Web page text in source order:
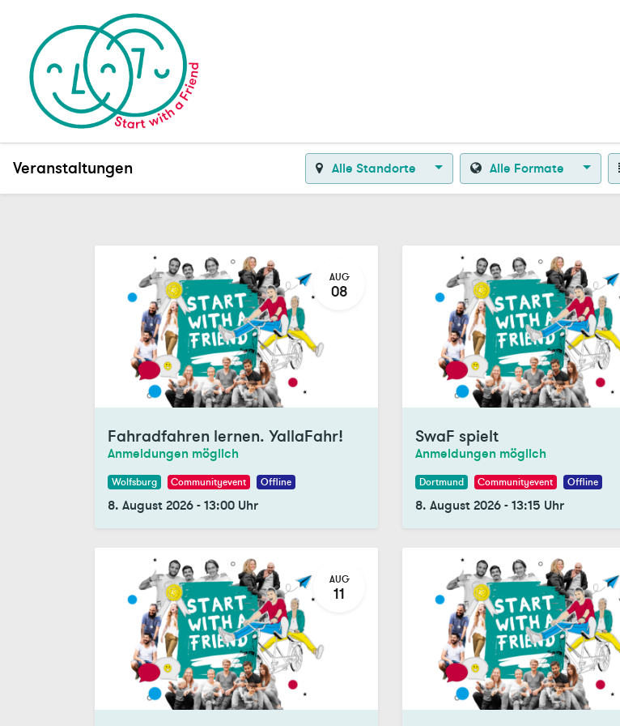
Veranstaltungen Alle Standorte Alle Formate
AUG
08
Fahradfahren lernen. YallaFahr!
Anmeldungen möglich
Wolfsburg Communityevent Offline
8. August 2026-13:00 Uhr
SwaF spielt
Anmeldungen möglich
Dortmund Communityevent Offline
8. August 2026-13:15 Uhr
AUG
11